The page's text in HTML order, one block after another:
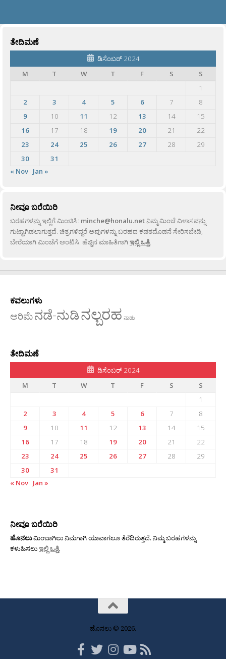
ತೇದಿಮಣೆ
ಡಿಸೆಂಬರ್ 2024
M
T W T F S
S
1
2
3 4 5 6 7
8
9
10 11 12 13 14
15
16
17 18 19 20 21
22
23
24 25 26 27 28
29
30
31
« Nov Jan »
ನೀವೂ ಬರೆಯಿರಿ
ಬರಹಗಳನ್ನು ಇಲ್ಲಿಗೆ ಮಿಂಚಿಸಿ: minche@honalu.netನಿಮ್ಮ ಮಿಂಚೆ ವಿಳಾಸವನ್ನು
ಗುಟ್ಟಾಗಿಡಲಾಗುತ್ತದೆ. ಚಿತ್ರಗಳಿದ್ದರೆ ಅವುಗಳನ್ನು ಬರಹದ ಕಡತದೊಡನೆ ಸೇರಿಸಬೇಡಿ,
ಬೇರೆಯಾಗಿ ಮಿಂಚೆಗೆ ಅಂಟಿಸಿ. ಹೆಚ್ಚಿನ ಮಾಹಿತಿಗಾಗಿಇಲ್ಲಿ ಒತ್ತಿ.
ಕವಲುಗಳು
ಅರಿಮೆನಡೆ-ನುಡಿನಲ್ಬರಹ ನಾಡು
ತೇದಿಮಣೆ
ಡಿಸೆಂಬರ್ 2024
M
T W T F S
S
1
2
3 4 5 6 7
8
9
10 11 12 13 14
15
16
17 18 19 20 21
22
23
24 25 26 27 28
29
30
31
« Nov Jan »
ನೀವೂ ಬರೆಯಿರಿ
ಹೊನಲುಮಿಂಬಾಗಿಲು ನಿಮಗಾಗಿ ಯಾವಾಗಲೂ ತೆರೆದಿರುತ್ತದೆ. ನಿಮ್ಮ ಬರಹಗಳನ್ನು
ಕಳುಹಿಸಲುಇಲ್ಲಿ ಒತ್ತಿ.
ಹೊನಲು © 2026.